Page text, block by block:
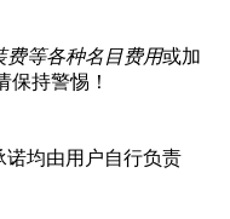
费等各种名目费用或加
保持警惕！
诺均由用户自行负责